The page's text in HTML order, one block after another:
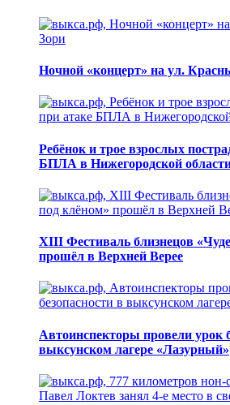
Ночной «концерт» на ул.
Ребёнок и трое взрослых
БПЛА в Нижегородской
XIII Фестиваль близнецов
прошёл в Верхней Верее
Автоинспекторы провели урок
выксунском лагере «Лазурный»